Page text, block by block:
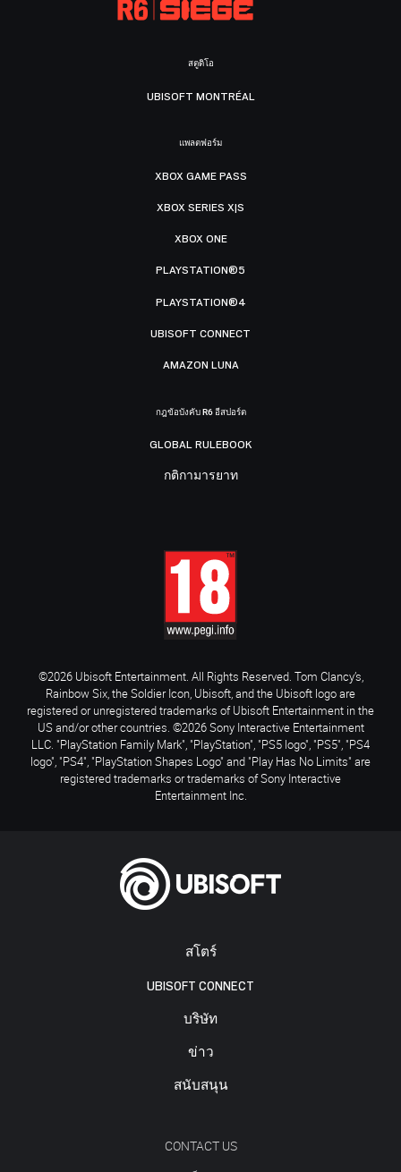
สโตร์
UBISOFT CONNECT
บริษัท
ข่าว
สนับสนุน
CONTACT US
สตูดิโอ
UBISOFT MONTRÉAL
แพลตฟอร์ม
XBOX GAME PASS
XBOX SERIES X|S
XBOX ONE
PLAYSTATION®5
PLAYSTATION®4
UBISOFT CONNECT
AMAZON LUNA
กฎข้อบังคับ R6 อีสปอร์ต
GLOBAL RULEBOOK
กติกามารยาท
©2026 Ubisoft Entertainment. All Rights Reserved. Tom Clancy’s,
Rainbow Six, the Soldier Icon, Ubisoft, and the Ubisoft logo are
registered or unregistered trademarks of Ubisoft Entertainment in the
US and/or other countries. ©2026 Sony Interactive Entertainment
LLC. "PlayStation Family Mark", "PlayStation", "PS5 logo", "PS5", "PS4
logo", "PS4", "PlayStation Shapes Logo" and "Play Has No Limits" are
registered trademarks or trademarks of Sony Interactive
Entertainment Inc.